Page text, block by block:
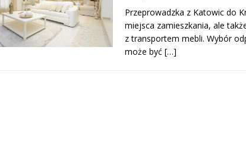
Przeprowadzka z Katowic do
miejsca zamieszkania, ale
z transportem mebli. Wybór
może być […]